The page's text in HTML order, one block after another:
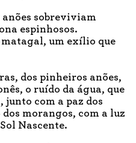
sobreviviam
espinhosos.
um exílio que
dos pinheiros anões,
o ruído da água, que
junto com a paz dos
morangos, com a luz
Nascente.